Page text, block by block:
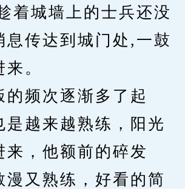
着城墙上的士兵还没
息传达到城门处,一鼓
。
频次逐渐多了起
是越来越熟练，阳光
来，他额前的碎发
漫又熟练，好看的简